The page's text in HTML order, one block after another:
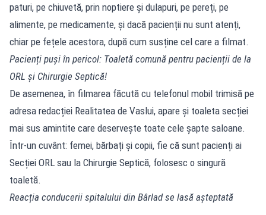
paturi, pe chiuvetă, prin noptiere şi dulapuri, pe pereți, pe
alimente, pe medicamente, și dacă pacienții nu sunt atenți,
chiar pe fețele acestora, după cum susține cel care a filmat.
Pacienți puși în pericol: Toaletă comună pentru pacienții de la
ORL și Chirurgie Septică!
De asemenea, în filmarea făcută cu telefonul mobil trimisă pe
adresa redacției Realitatea de Vaslui, apare și toaleta secției
mai sus amintite care deservește toate cele șapte saloane.
Într-un cuvânt: femei, bărbați și copii, fie că sunt pacienți ai
Secției ORL sau la Chirurgie Septică, folosesc o singură
toaletă.
Reacția conducerii spitalului din Bârlad se lasă așteptată